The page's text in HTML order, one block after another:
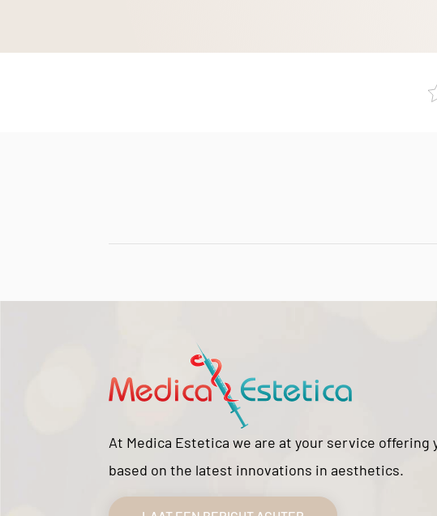
At Medica Estetica we are at your service
based on the latest innovations in aesthetics.